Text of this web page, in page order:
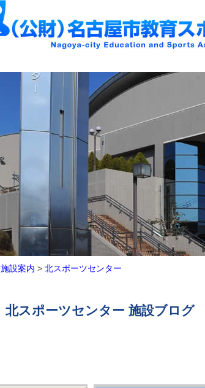
施設案内 > 北スポーツセンター
北スポーツセンター 施設ブログ